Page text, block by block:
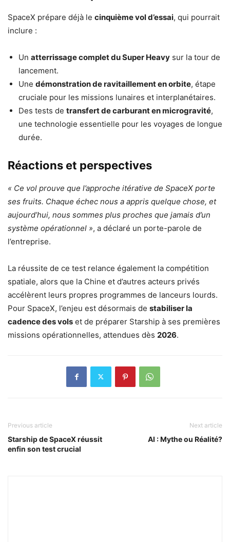
SpaceX prépare déjà le cinquième vol d’essai, qui pourrait
inclure :
Un atterrissage complet du Super Heavy sur la tour de
lancement.
Une démonstration de ravitaillement en orbite, étape
cruciale pour les missions lunaires et interplanétaires.
Des tests de transfert de carburant en microgravité,
une technologie essentielle pour les voyages de longue
durée.
Réactions et perspectives
« Ce vol prouve que l’approche itérative de SpaceX porte
ses fruits. Chaque échec nous a appris quelque chose, et
aujourd’hui, nous sommes plus proches que jamais d’un
système opérationnel », a déclaré un porte-parole de
l’entreprise.
La réussite de ce test relance également la compétition
spatiale, alors que la Chine et d’autres acteurs privés
accélèrent leurs propres programmes de lanceurs lourds.
Pour SpaceX, l’enjeu est désormais de stabiliser la
cadence des vols et de préparer Starship à ses premières
missions opérationnelles, attendues dès 2026.
Previous article
Starship de SpaceX réussit
enfin son test crucial
Next article
AI : Mythe ou Réalité?